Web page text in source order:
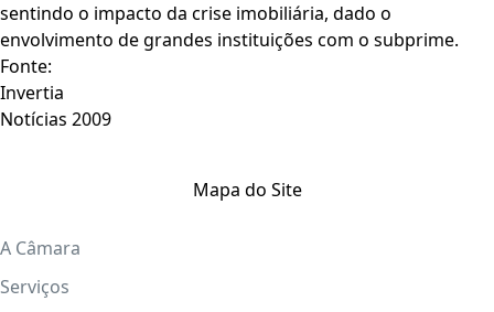
sentindo o impacto da crise imobiliária, dado o
envolvimento de grandes instituições com o subprime.
Fonte:
Invertia
Notícias 2009
Mapa do Site
A Câmara
Serviços